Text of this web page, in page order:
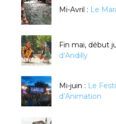
Mi-Avril : Le
Fin mai, début
d’Andilly
Mi-juin : Le
d’Animation